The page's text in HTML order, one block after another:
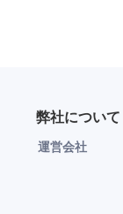
弊社について
運営会社